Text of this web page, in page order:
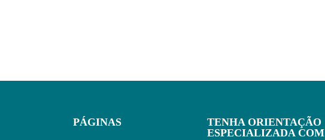
PÁGINAS
TENHA ORIENTAÇÃO
ESPECIALIZADA COM